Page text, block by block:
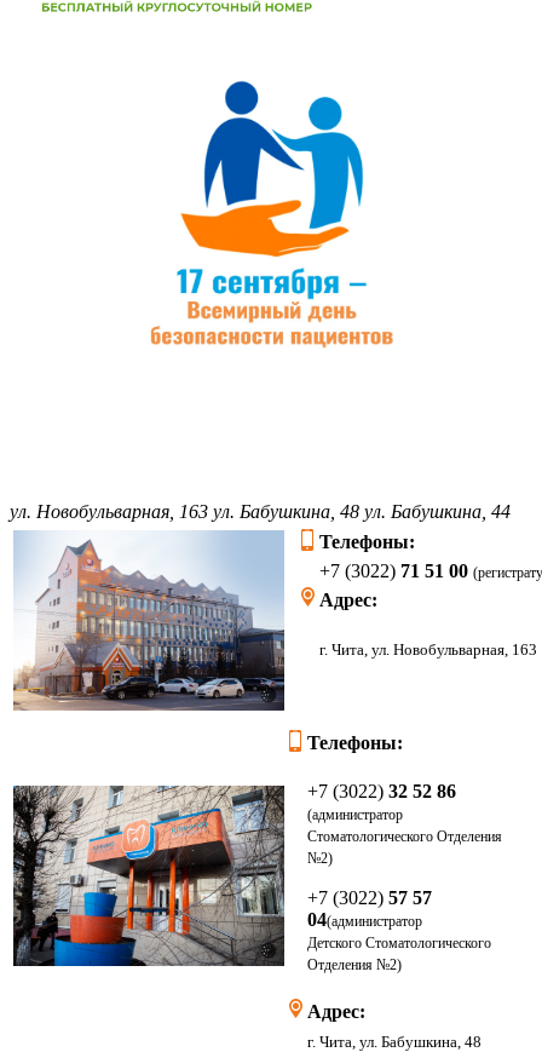
ул. Новобульварная, 163 ул. Бабушкина, 48 ул. Бабушкина, 44
Телефоны:
+7 (3022) 71 51 00
Адрес:
г. Чита, ул.
Телефоны:
+7 (3022) 32 52 86
(администратор
Стоматологического Отделения
№2)
+7 (3022) 57 57
04(администратор
Детского Стоматологического
Отделения №2)
Адрес:
г. Чита, ул. Бабушкина, 48